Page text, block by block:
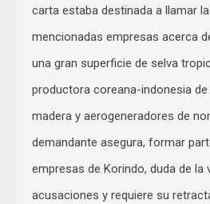
carta estaba destinada a llamar
mencionadas empresas acerca
una gran superficie de selva
productora coreana-indonesia de
madera y aerogeneradores de
demandante asegura, formar
empresas de Korindo, duda de la
acusaciones y requiere su